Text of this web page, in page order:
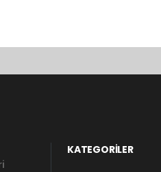
KATEGORİLER